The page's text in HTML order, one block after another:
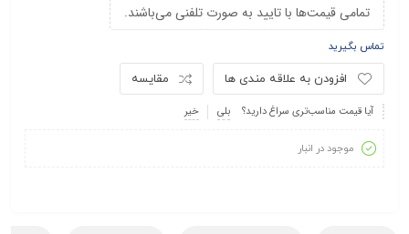
تمامی قیمت‌ها با تایید به صورت تلفنی می‌باشند.
تماس بگیرید
مقایسه افزودن به علاقه مندی ها
آیا قیمت مناسب‌تری سراغ دارید؟ بلی خیر
موجود در انبار